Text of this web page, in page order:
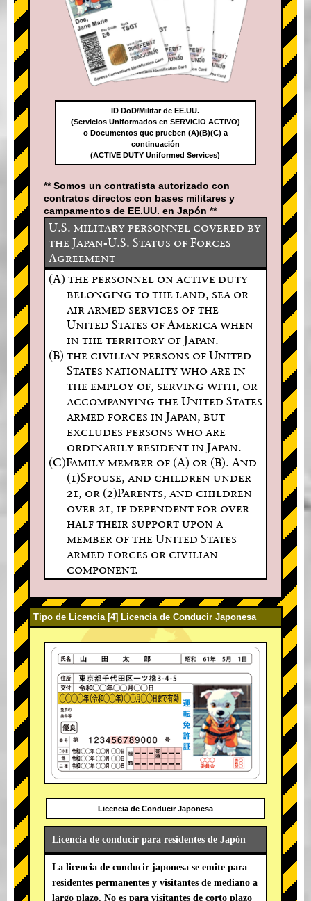
ID DoD/Militar de EE.UU.
(Servicios Uniformados en SERVICIO ACTIVO)
o Documentos que prueben (A)(B)(C) a
continuación
(ACTIVE DUTY Uniformed Services)
** Somos un contratista autorizado con
contratos directos con bases militares y
campamentos de EE.UU. en Japón **
U.S. military personnel covered by
the Japan-U.S. Status of Forces
Agreement
(A) the personnel on active duty
belonging to the land, sea or
air armed services of the
United States of America when
in the territory of Japan.
(B) the civilian persons of United
States nationality who are in
the employ of, serving with, or
accompanying the United States
armed forces in Japan, but
excludes persons who are
ordinarily resident in Japan.
(C)Family member of (A) or (B). And
(1)Spouse, and children under
21, or (2)Parents, and children
over 21, if dependent for over
half their support upon a
member of the United States
armed forces or civilian
component.
Tipo de Licencia [4] Licencia de Conducir Japonesa
Licencia de Conducir Japonesa
Licencia de conducir para residentes de Japón
La licencia de conducir japonesa se emite para
residentes permanentes y visitantes de mediano a
largo plazo. No es para visitantes de corto plazo